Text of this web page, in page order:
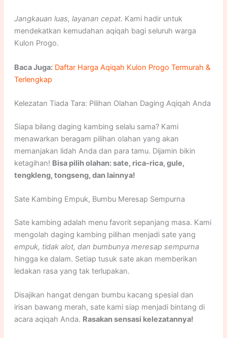
Jangkauan luas, layanan cepat. Kami hadir untuk
mendekatkan kemudahan aqiqah bagi seluruh warga
Kulon Progo.
Baca Juga: Daftar Harga Aqiqah Kulon Progo Termurah &
Terlengkap
Kelezatan Tiada Tara: Pilihan Olahan Daging Aqiqah Anda
Siapa bilang daging kambing selalu sama? Kami
menawarkan beragam pilihan olahan yang akan
memanjakan lidah Anda dan para tamu. Dijamin bikin
ketagihan! Bisa pilih olahan: sate, rica-rica, gule,
tengkleng, tongseng, dan lainnya!
Sate Kambing Empuk, Bumbu Meresap Sempurna
Sate kambing adalah menu favorit sepanjang masa. Kami
mengolah daging kambing pilihan menjadi sate yang
empuk, tidak alot, dan bumbunya meresap sempurna
hingga ke dalam. Setiap tusuk sate akan memberikan
ledakan rasa yang tak terlupakan.
Disajikan hangat dengan bumbu kacang spesial dan
irisan bawang merah, sate kami siap menjadi bintang di
acara aqiqah Anda. Rasakan sensasi kelezatannya!